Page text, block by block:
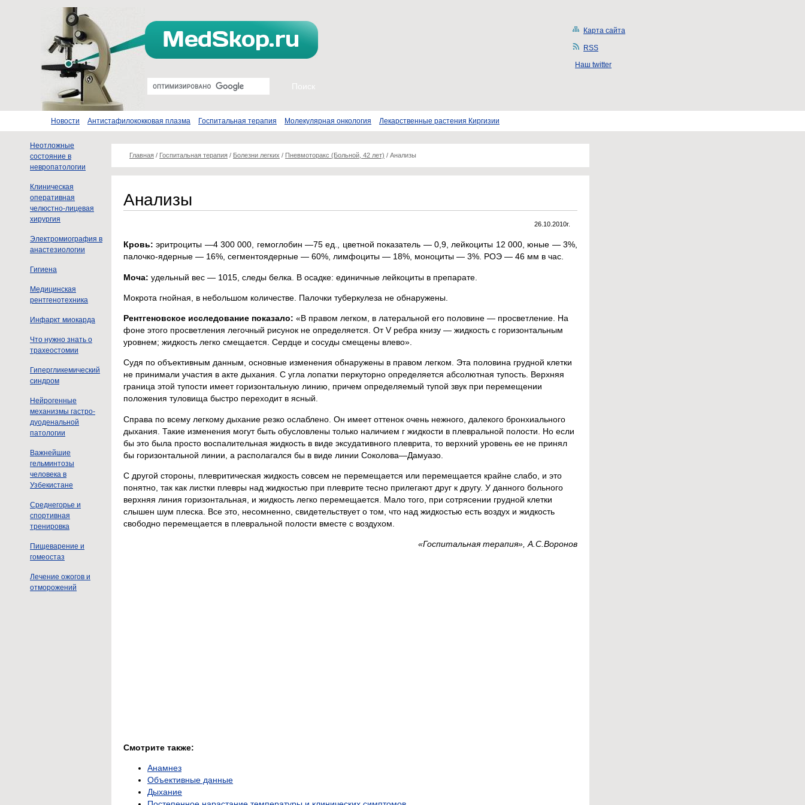
Карта сайта
RSS
Наш twitter
Новости Антистафилококковая плазма Госпитальная терапия Молекулярная онкология Лекарственные растения Киргизии
Неотложные
состояние в
невропатологии
Клиническая
оперативная
челюстно-лицевая
хирургия
Электромиография в
анастезиологии
Гигиена
Медицинская
рентгенотехника
Инфаркт миокарда
Что нужно знать о
трахеостомии
Гипергликемический
синдром
Нейрогенные
механизмы гастро-
дуоденальной
патологии
Важнейшие
гельминтозы
человека в
Узбекистане
Среднегорье и
спортивная
тренировка
Пищеварение и
гомеостаз
Лечение ожогов и
отморожений
Главная / Госпитальная терапия / Болезни легких / Пневмоторакс (Больной, 42 лет) / Анализы
Анализы
26.10.2010г.
Кровь: эритроциты —4 300 000, гемоглобин —75 ед., цветной показатель — 0,9, лейкоциты 12 000, юные — 3%,
палочко-ядерные — 16%, сегментоядерные — 60%, лимфоциты — 18%, моноциты — 3%. РОЭ — 46 мм в час.
Моча: удельный вес — 1015, следы белка. В осадке: единичные лейкоциты в препарате.
Мокрота гнойная, в небольшом количестве. Палочки туберкулеза не обнаружены.
Рентгеновское исследование показало: «В правом легком, в латеральной его половине — просветление. На
фоне этого просветления легочный рисунок не определяется. От V ребра книзу — жидкость с горизонтальным
уровнем; жидкость легко смещается. Сердце и сосуды смещены влево».
Судя по объективным данным, основные изменения обнаружены в правом легком. Эта половина грудной клетки
не принимали участия в акте дыхания. С угла лопатки перкуторно определяется абсолютная тупость. Верхняя
граница этой тупости имеет горизонтальную линию, причем определяемый тупой звук при перемещении
положения туловища быстро переходит в ясный.
Справа по всему легкому дыхание резко ослаблено. Он имеет оттенок очень нежного, далекого бронхиального
дыхания. Такие изменения могут быть обусловлены только наличием г жидкости в плевральной полости. Но если
бы это была просто воспалительная жидкость в виде эксудативного плеврита, то верхний уровень ее не принял
бы горизонтальной линии, а располагался бы в виде линии Соколова—Дамуазо.
С другой стороны, плевритическая жидкость совсем не перемещается или перемещается крайне слабо, и это
понятно, так как листки плевры над жидкостью при плеврите тесно прилегают друг к другу. У данного больного
верхняя линия горизонтальная, и жидкость легко перемещается. Мало того, при сотрясении грудной клетки
слышен шум плеска. Все это, несомненно, свидетельствует о том, что над жидкостью есть воздух и жидкость
свободно перемещается в плевральной полости вместе с воздухом.
«Госпитальная терапия», А.С.Воронов
Смотрите также:
Анамнез
Объективные данные
Дыхание